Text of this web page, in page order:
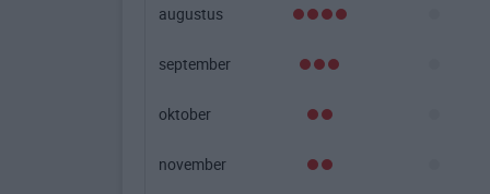
augustus
september
oktober
november